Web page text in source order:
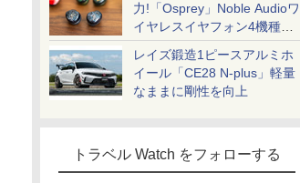
力!「Osprey」Noble Audioワ
イヤレスイヤフォン4機種を
一気に聴く
レイズ鍛造1ピースアルミホ
イール「CE28 N-plus」軽量
なままに剛性を向上
トラベル Watch をフォローする